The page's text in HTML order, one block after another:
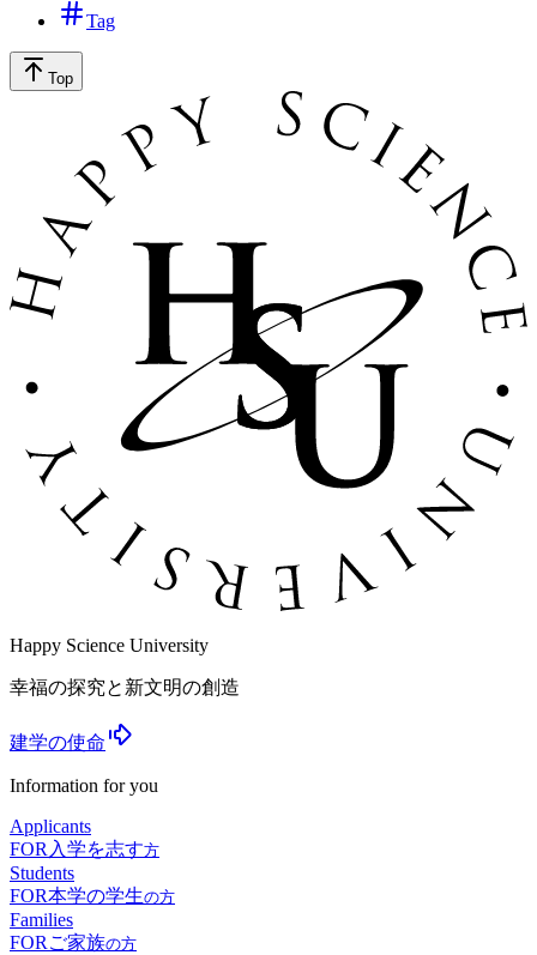
Tag
Top
Happy Science University
幸福の探究と新文明の創造
建学の使命
Information for you
Applicants
FOR入学を志す方
Students
FOR本学の学生の方
Families
FORご家族の方